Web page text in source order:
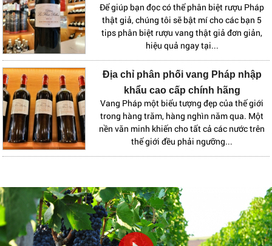
Để giúp bạn đọc có thể phân biệt rượu Pháp
thật giả, chúng tôi sẽ bật mí cho các bạn 5
tips phân biệt rượu vang thật giả đơn giản,
hiệu quả ngay tại...
Địa chỉ phân phối vang Pháp nhập
khẩu cao cấp chính hãng
Vang Pháp một biểu tượng đẹp của thế giới
trong hàng trăm, hàng nghìn năm qua. Một
nền văn minh khiến cho tất cả các nước trên
thế giới đều phải ngưỡng...